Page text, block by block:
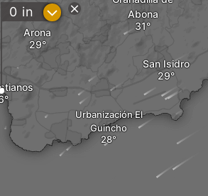
Urbanización El
Guincho
San Isidro
Arona
Abona
0 in ?